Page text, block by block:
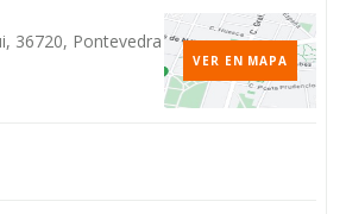
36720, Pontevedra
VER EN MAPA